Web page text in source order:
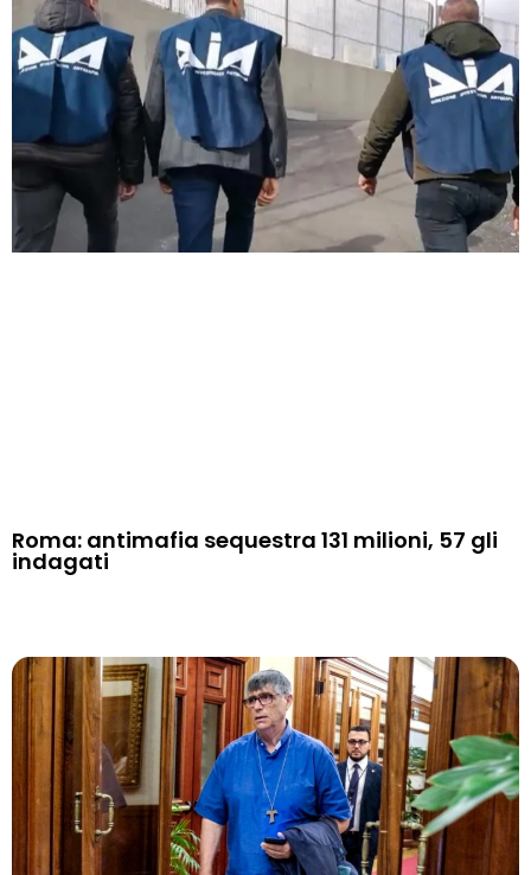
Roma: antimafia sequestra 131 milioni, 57 gli
indagati